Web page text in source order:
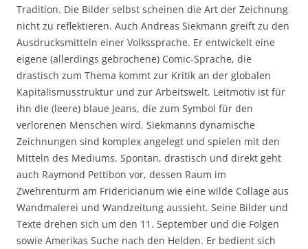
Tradition. Die Bilder selbst scheinen die Art der Zeichnung
nicht zu reflektieren. Auch Andreas Siekmann greift zu den
Ausdrucksmitteln einer Volkssprache. Er entwickelt eine
eigene (allerdings gebrochene) Comic-Sprache, die
drastisch zum Thema kommt zur Kritik an der globalen
Kapitalismusstruktur und zur Arbeitswelt. Leitmotiv ist für
ihn die (leere) blaue Jeans, die zum Symbol für den
verlorenen Menschen wird. Siekmanns dynamische
Zeichnungen sind komplex angelegt und spielen mit den
Mitteln des Mediums. Spontan, drastisch und direkt geht
auch Raymond Pettibon vor, dessen Raum im
Zwehrenturm am Fridericianum wie eine wilde Collage aus
Wandmalerei und Wandzeitung aussieht. Seine Bilder und
Texte drehen sich um den 11. September und die Folgen
sowie Amerikas Suche nach den Helden. Er bedient sich